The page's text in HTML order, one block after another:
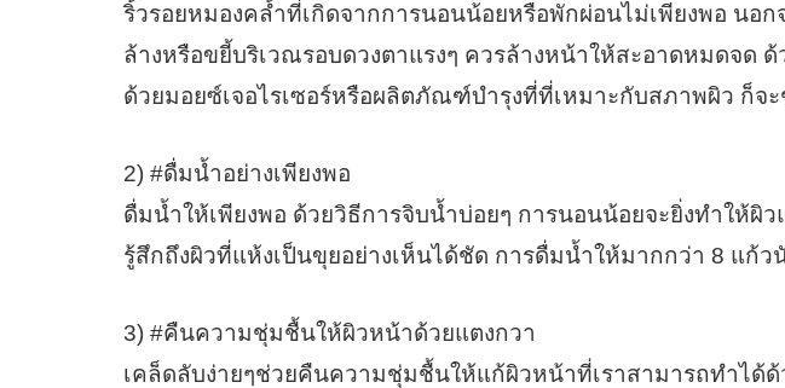
ริ้วรอยหมองคล้ำที่เกิดจากการนอนน้อยหรือพักผ่อนไม่เพียงพอ นอ
ล้างหรือขยี้บริเวณรอบดวงตาแรงๆ ควรล้างหน้าให้สะอาดหมดจด
ด้วยมอยซ์เจอไรเซอร์หรือผลิตภัณฑ์บำรุงที่ที่เหมาะกับสภาพผิว ก็จ
2) #ดื่มน้ำอย่างเพียงพอ
ดื่มน้ำให้เพียงพอ ด้วยวิธีการจิบน้ำบ่อยๆ การนอนน้อยจะยิ่งทำให้ผิ
รู้สึกถึงผิวที่แห้งเป็นขุยอย่างเห็นได้ชัด การดื่มน้ำให้มากกว่า 8 แก้
3) #คืนความชุ่มชื้นให้ผิวหน้าด้วยแตงกวา
เคล็ดลับง่ายๆช่วยคืนความชุ่มชื้นให้แก้ผิวหน้าที่เราสามารถทำได้